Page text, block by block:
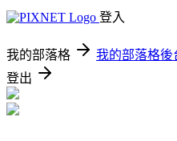
登入
我的部落格 我的部落格後
登出